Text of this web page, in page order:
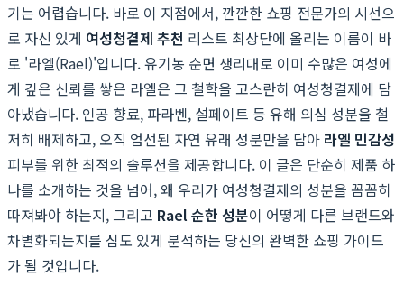
기는 어렵습니다. 바로 이 지점에서, 깐깐한 쇼핑 전문가의 시선으
로 자신 있게 여성청결제 추천 리스트 최상단에 올리는 이름이 바
로 '라엘(Rael)'입니다. 유기농 순면 생리대로 이미 수많은 여성에
게 깊은 신뢰를 쌓은 라엘은 그 철학을 고스란히 여성청결제에 담
아냈습니다. 인공 향료, 파라벤, 설페이트 등 유해 의심 성분을 철
저히 배제하고, 오직 엄선된 자연 유래 성분만을 담아 라엘 민감성
피부를 위한 최적의 솔루션을 제공합니다. 이 글은 단순히 제품 하
나를 소개하는 것을 넘어, 왜 우리가 여성청결제의 성분을 꼼꼼히
따져봐야 하는지, 그리고 Rael 순한 성분이 어떻게 다른 브랜드와
차별화되는지를 심도 있게 분석하는 당신의 완벽한 쇼핑 가이드
가 될 것입니다.